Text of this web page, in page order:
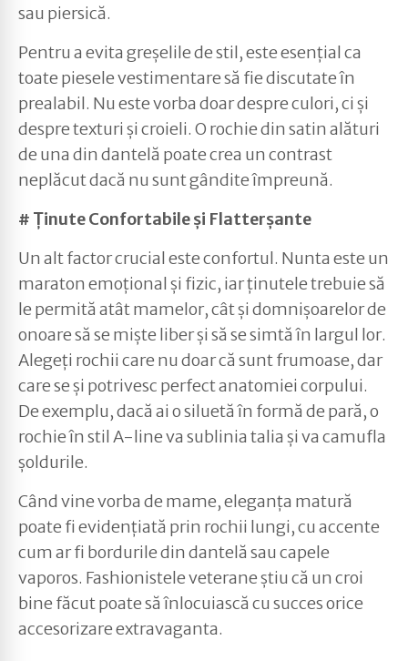
sau piersică.
Pentru a evita greșelile de stil, este esențial ca
toate piesele vestimentare să fie discutate în
prealabil. Nu este vorba doar despre culori, ci și
despre texturi și croieli. O rochie din satin alături
de una din dantelă poate crea un contrast
neplăcut dacă nu sunt gândite împreună.
# Ținute Confortabile și Flatterșante
Un alt factor crucial este confortul. Nunta este un
maraton emoțional și fizic, iar ținutele trebuie să
le permită atât mamelor, cât și domnișoarelor de
onoare să se miște liber și să se simtă în largul lor.
Alegeți rochii care nu doar că sunt frumoase, dar
care se și potrivesc perfect anatomiei corpului.
De exemplu, dacă ai o siluetă în formă de pară, o
rochie în stil A-line va sublinia talia și va camufla
șoldurile.
Când vine vorba de mame, eleganța matură
poate fi evidențiată prin rochii lungi, cu accente
cum ar fi bordurile din dantelă sau capele
vaporos. Fashionistele veterane știu că un croi
bine făcut poate să înlocuiască cu succes orice
accesorizare extravaganta.